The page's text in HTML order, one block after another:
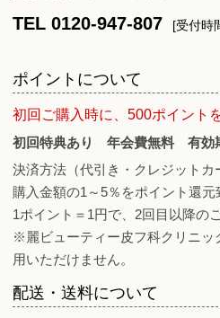
TEL 0120-947-807
[受付時
ポイントについて
初回ご購入時に、500ポイント
初回特典あり 年会費無料 有効
決済方法（代引き・クレジット
購入金額の1～5％をポイント還元
1ポイント＝1円で、2回目以降の
※麗ビューティー皮フ科クリニッ
用いただけません。
配送・送料について